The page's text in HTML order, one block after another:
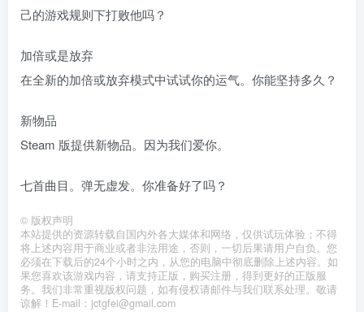
己的游戏规则下打败他吗？
加倍或是放弃
在全新的加倍或放弃模式中试试你的运气。你能坚持多久？
新物品
Steam 版提供新物品。因为我们爱你。
七首曲目。弹无虚发。你准备好了吗？
© 版权声明
本站提供的资源转载自国内外各大媒体和网络，仅供试玩体验；不得
将上述内容用于商业或者非法用途，否则，一切后果请用户自负。您
必须在下载后的24个小时之内，从您的电脑中彻底删除上述内容。如
果您喜欢该游戏内容，请支持正版，购买注册，得到更好的正版服
务。我们非常重视版权问题，如有侵权请邮件与我们联系处理。敬请
谅解！E-mail：jctgfei@gmail.com